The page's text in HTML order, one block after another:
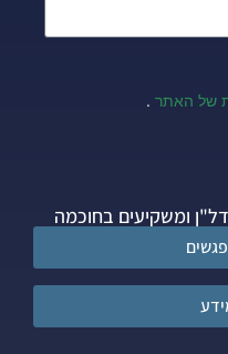
של האתר .
ומשקיעים בחוכמה